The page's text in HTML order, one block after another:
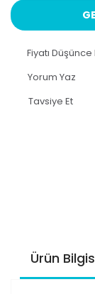
Fiyatı
Yorum Yaz
Tavsiye Et
Ürün